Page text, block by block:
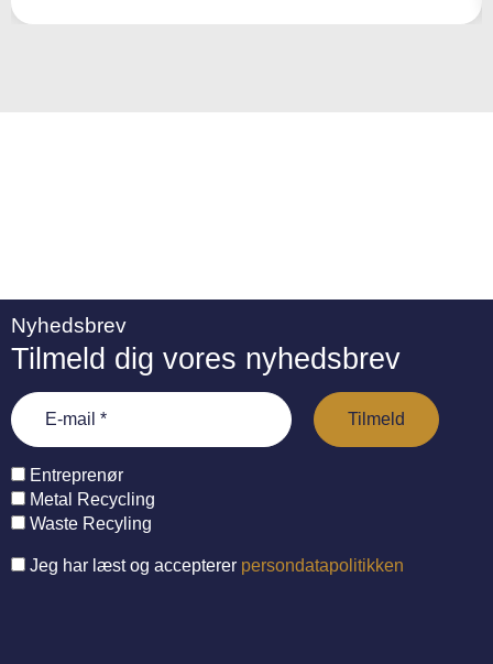
Nyhedsbrev
Tilmeld dig vores nyhedsbrev
Entreprenør
Metal Recycling
Waste Recyling
Jeg har læst og accepterer persondatapolitikken